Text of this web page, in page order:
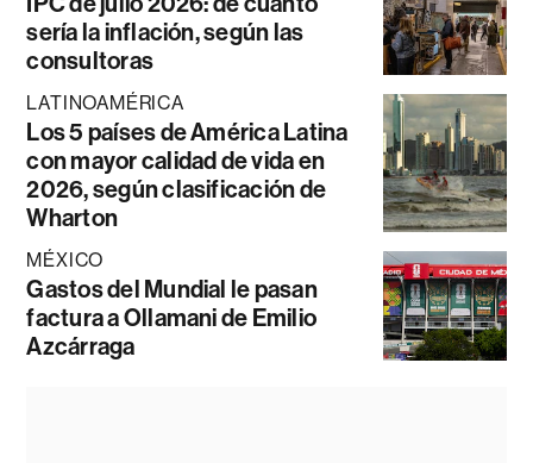
sería la inflación, según las
consultoras
LATINOAMÉRICA
Los 5 países de América Latina
con mayor calidad de vida en
2026, según clasificación de
Wharton
MÉXICO
Gastos del Mundial le pasan
factura a Ollamani de Emilio
Azcárraga